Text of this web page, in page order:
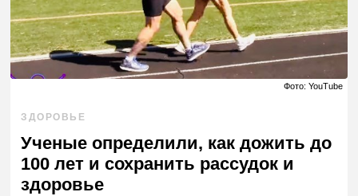
Фото: YouTube
ЗДОРОВЬЕ
Ученые определили, как дожить до
100 лет и сохранить рассудок и
здоровье